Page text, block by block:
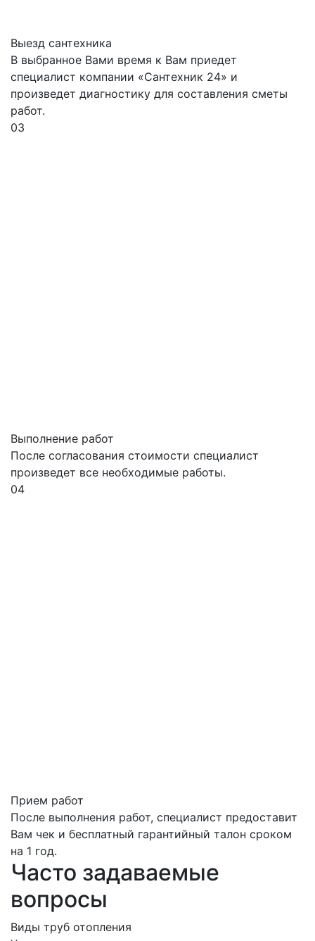
Выезд сантехника
В выбранное Вами время к Вам приедет
специалист компании «Сантехник 24» и
произведет диагностику для составления сметы
работ.
03
Выполнение работ
После согласования стоимости специалист
произведет все необходимые работы.
04
Прием работ
После выполнения работ, специалист предоставит
Вам чек и бесплатный гарантийный талон сроком
на 1 год.
Часто задаваемые
вопросы
Виды труб отопления